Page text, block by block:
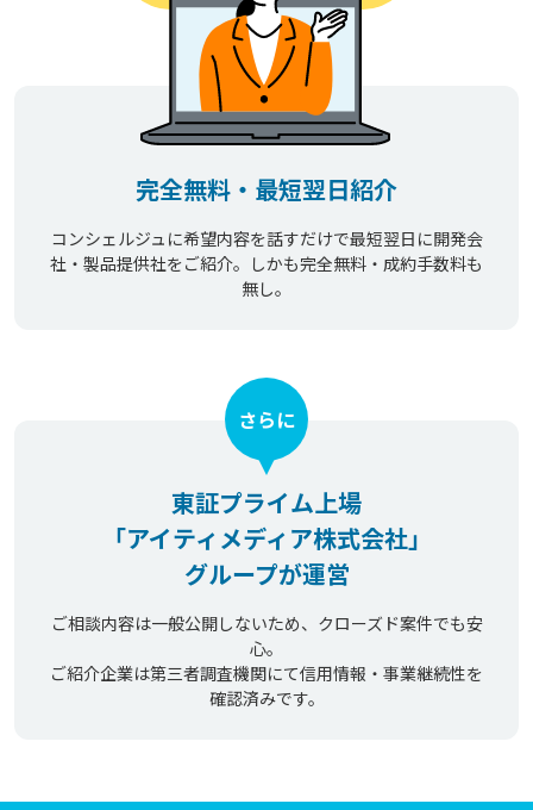
完全無料・最短翌日紹介
コンシェルジュに希望内容を話すだけで最短翌日に開発会
社・製品提供社をご紹介。しかも完全無料・成約手数料も
無し。
東証プライム上場
「アイティメディア株式会社」
グループが運営
さらに
ご相談内容は一般公開しないため、クローズド案件でも安
心。
ご紹介企業は第三者調査機関にて信用情報・事業継続性を
確認済みです。